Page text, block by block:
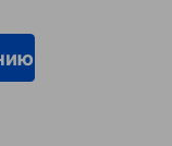
Telegram
us in Linkedin
us by email